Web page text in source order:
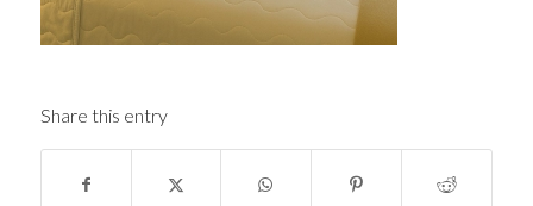
Share this entry